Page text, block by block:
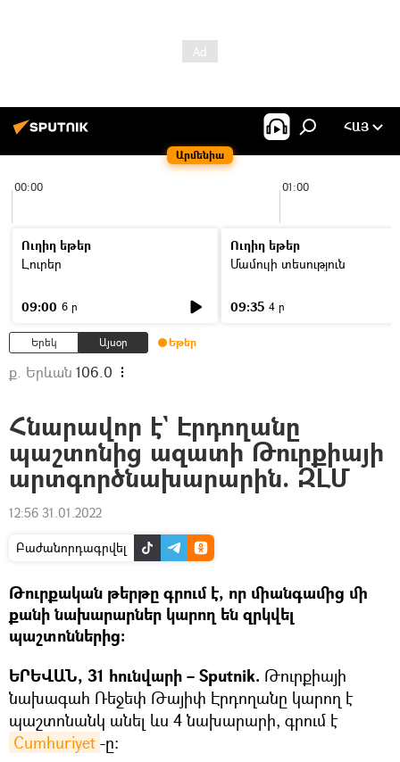
Արմենիա
ՀԱՅ
00:00 01:00
Ուղիղ եթեր
Լուրեր
09:00 6 ր
Ուղիղ եթեր
Մամուլի տեսություն
09:35 4 ր
Երեկ Այսօր Եթեր
ք. Երևան 106.0
Հնարավոր է` Էրդողանը
պաշտոնից ազատի Թուրքիայի
արտգործնախարարին. ԶԼՄ
12:56 31.01.2022
Բաժանորդագրվել
Թուրքական թերթը գրում է, որ միանգամից մի
քանի նախարարներ կարող են զրկվել
պաշտոններից։
ԵՐԵՎԱՆ, 31 հունվարի – Sputnik. Թուրքիայի
նախագահ Ռեջեփ Թայիփ Էրդողանը կարող է
պաշտոնանկ անել ևս 4 նախարարի, գրում է
Cumhuriyet -ը։